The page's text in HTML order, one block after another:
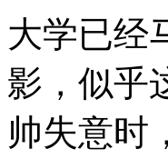
大学已经
影，似乎
帅失意时